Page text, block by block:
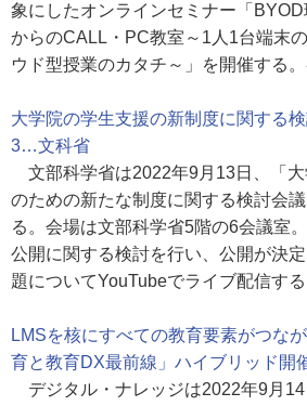
象にしたオンラインセミナー「
からのCALL・PC教室～1人1台端末
ウド型授業のカタチ～」を開催する。
大学院の学生支援の新制度に関する
3…文科省
文部科学省は2022年9月13日、「
のための新たな制度に関する検討会
る。会場は文部科学省5階の6会議室
公開に関する検討を行い、公開が決
題についてYouTubeでライブ配信する
LMSを核にすべての教育要素がつな
育と教育DX最前線」ハイブリッド開
デジタル・ナレッジは2022年9月14